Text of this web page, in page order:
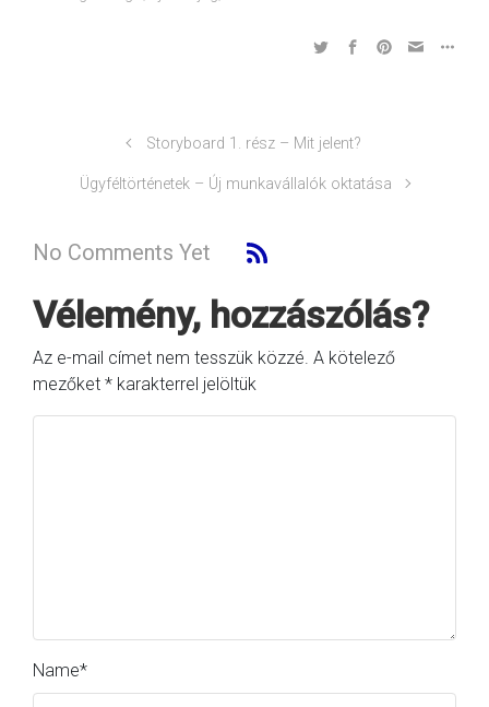
Storyboard 1. rész – Mit jelent?
Ügyféltörténetek – Új munkavállalók oktatása
No Comments Yet
Vélemény, hozzászólás?
Az e-mail címet nem tesszük közzé. A kötelező
mezőket * karakterrel jelöltük
Name*